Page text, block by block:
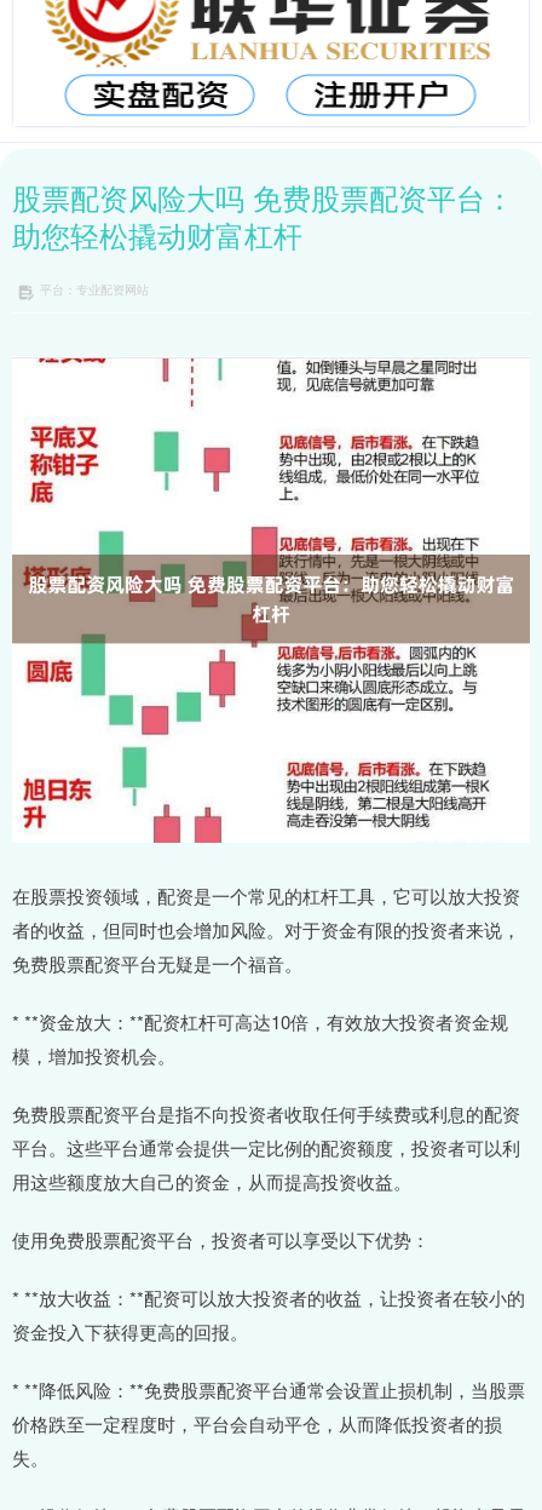
股票配资风险大吗 免费股票配资平台：
助您轻松撬动财富杠杆
平台：专业配资网站
在股票投资领域，配资是一个常见的杠杆工具，它可以放大投资
者的收益，但同时也会增加风险。对于资金有限的投资者来说，
免费股票配资平台无疑是一个福音。
* **资金放大：**配资杠杆可高达10倍，有效放大投资者资金规
模，增加投资机会。
免费股票配资平台是指不向投资者收取任何手续费或利息的配资
平台。这些平台通常会提供一定比例的配资额度，投资者可以利
用这些额度放大自己的资金，从而提高投资收益。
使用免费股票配资平台，投资者可以享受以下优势：
* **放大收益：**配资可以放大投资者的收益，让投资者在较小的
资金投入下获得更高的回报。
* **降低风险：**免费股票配资平台通常会设置止损机制，当股票
价格跌至一定程度时，平台会自动平仓，从而降低投资者的损
失。